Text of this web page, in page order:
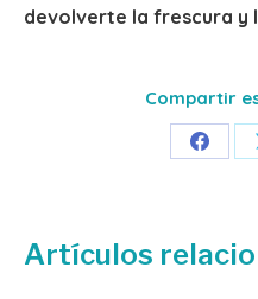
devolverte la frescura y
Compartir
Share
Artículos